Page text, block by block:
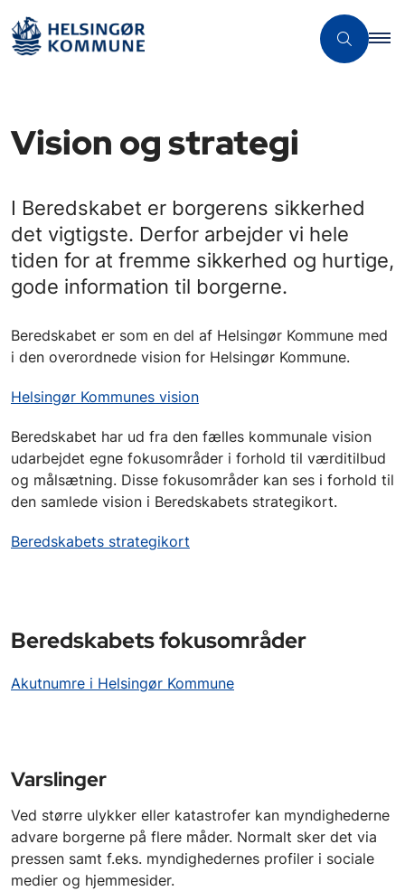
Vision og strategi
I Beredskabet er borgerens sikkerhed
det vigtigste. Derfor arbejder vi hele
tiden for at fremme sikkerhed og hurtige,
gode information til borgerne.
Beredskabet er som en del af Helsingør Kommune med
i den overordnede vision for Helsingør Kommune.
Helsingør Kommunes vision
Beredskabet har ud fra den fælles kommunale vision
udarbejdet egne fokusområder i forhold til værditilbud
og målsætning. Disse fokusområder kan ses i forhold til
den samlede vision i Beredskabets strategikort.
Beredskabets strategikort
Beredskabets fokusområder
Akutnumre i Helsingør Kommune
Varslinger
Ved større ulykker eller katastrofer kan myndighederne
advare borgerne på flere måder. Normalt sker det via
pressen samt f.eks. myndighedernes profiler i sociale
medier og hjemmesider.